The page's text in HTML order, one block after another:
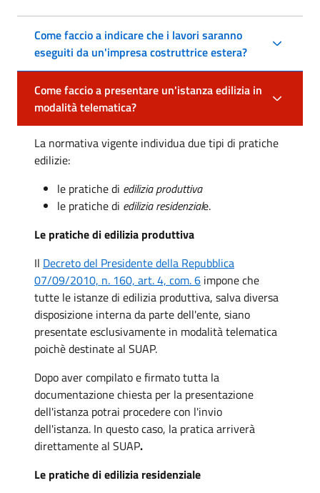
Come faccio a indicare che i lavori saranno
eseguiti da un'impresa costruttrice estera?
Come faccio a presentare un'istanza edilizia in
modalità telematica?
La normativa vigente individua due tipi di pratiche
edilizie:
le pratiche di edilizia produttiva
le pratiche di edilizia residenziale.
Le pratiche di edilizia produttiva
Il Decreto del Presidente della Repubblica
07/09/2010, n. 160, art. 4, com. 6 impone che
tutte le istanze di edilizia produttiva, salva diversa
disposizione interna da parte dell'ente, siano
presentate esclusivamente in modalità telematica
poichè destinate al SUAP.
Dopo aver compilato e firmato tutta la
documentazione chiesta per la presentazione
dell'istanza potrai procedere con l'invio
dell'istanza. In questo caso, la pratica arriverà
direttamente al SUAP.
Le pratiche di edilizia residenziale